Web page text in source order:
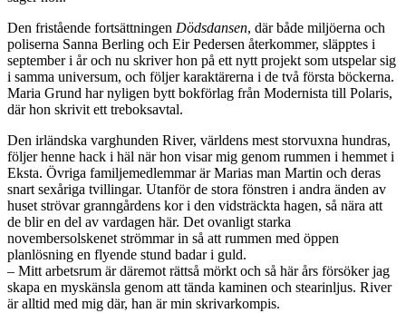
Den fristående fortsättningen Dödsdansen, där både miljöerna och
poliserna Sanna Berling och Eir Pedersen återkommer, släpptes i
september i år och nu skriver hon på ett nytt projekt som utspelar sig
i samma universum, och följer karaktärerna i de två första böckerna.
Maria Grund har nyligen bytt bokförlag från Modernista till Polaris,
där hon skrivit ett treboksavtal.
Den irländska varghunden River, världens mest storvuxna hundras,
följer henne hack i häl när hon visar mig genom rummen i hemmet i
Eksta. Övriga familjemedlemmar är Marias man Martin och deras
snart sexåriga tvillingar. Utanför de stora fönstren i andra änden av
huset strövar granngårdens kor i den vidsträckta hagen, så nära att
de blir en del av vardagen här. Det ovanligt starka
novembersolskenet strömmar in så att rummen med öppen
planlösning en flyende stund badar i guld.
– Mitt arbetsrum är däremot rättså mörkt och så här års försöker jag
skapa en myskänsla genom att tända kaminen och stearinljus. River
är alltid med mig där, han är min skrivarkompis.